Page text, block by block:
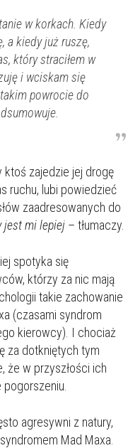
w korkach. Kiedy
a kiedy już ruszę,
który straciłem w
i wciskam się
powrocie do
ktoś zajedzie jej drogę
ruchu, lubi powiedzieć
zaadresowanych do
jest mi lepiej – tłumaczy.
spotyka się
którzy za nic mają
takie zachowanie
(czasami syndrom
kierowcy). I chociaż
za dotkniętych tym
że w przyszłości ich
agresywni z natury,
Mad Maxa.